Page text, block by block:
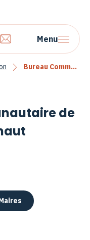
Menu
Bureau Communautaire
de